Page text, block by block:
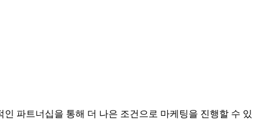
파트너십을 통해 더 나은 조건으로 마케팅을 진행할 수 있